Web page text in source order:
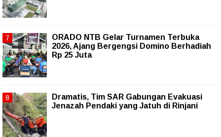
ORADO NTB Gelar Turnamen Terbuka
2026, Ajang Bergengsi Domino Berhadiah
Rp 25 Juta
Dramatis, Tim SAR Gabungan Evakuasi
Jenazah Pendaki yang Jatuh di Rinjani